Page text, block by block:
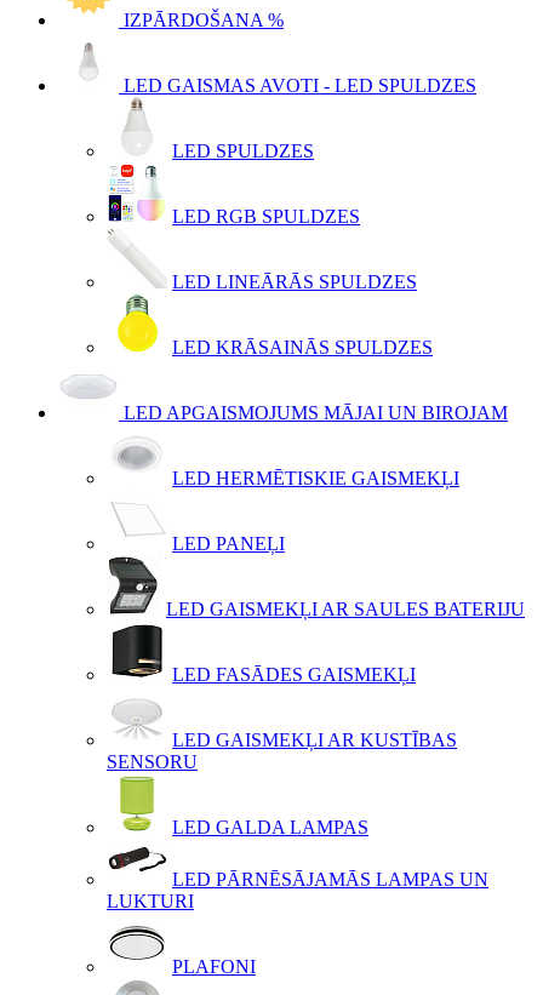
IZPĀRDOŠANA %
LED GAISMAS AVOTI - LED SPULDZES
LED SPULDZES
LED RGB SPULDZES
LED LINEĀRĀS SPULDZES
LED KRĀSAINĀS SPULDZES
LED APGAISMOJUMS MĀJAI UN BIROJAM
LED HERMĒTISKIE GAISMEKĻI
LED PANEĻI
LED GAISMEKĻI AR SAULES BATERIJU
LED FASĀDES GAISMEKĻI
LED GAISMEKĻI AR KUSTĪBAS
SENSORU
LED GALDA LAMPAS
LED PĀRNĒSĀJAMĀS LAMPAS UN
LUKTURI
PLAFONI